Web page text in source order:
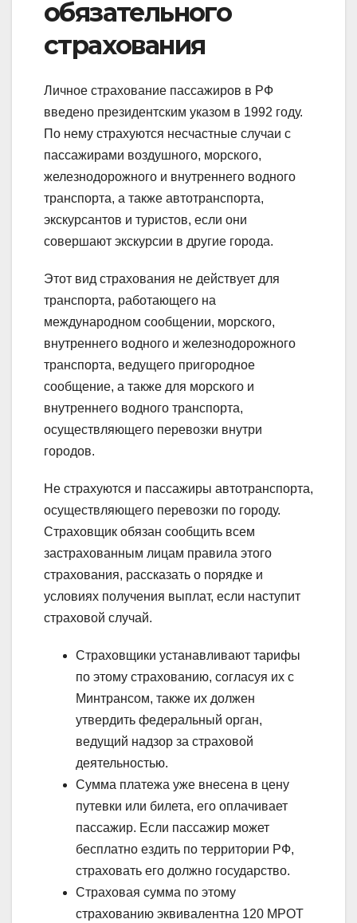
обязательного
страхования
Личное страхование пассажиров в РФ
введено президентским указом в 1992 году.
По нему страхуются несчастные случаи с
пассажирами воздушного, морского,
железнодорожного и внутреннего водного
транспорта, а также автотранспорта,
экскурсантов и туристов, если они
совершают экскурсии в другие города.
Этот вид страхования не действует для
транспорта, работающего на
международном сообщении, морского,
внутреннего водного и железнодорожного
транспорта, ведущего пригородное
сообщение, а также для морского и
внутреннего водного транспорта,
осуществляющего перевозки внутри
городов.
Не страхуются и пассажиры автотранспорта,
осуществляющего перевозки по городу.
Страховщик обязан сообщить всем
застрахованным лицам правила этого
страхования, рассказать о порядке и
условиях получения выплат, если наступит
страховой случай.
Страховщики устанавливают тарифы
по этому страхованию, согласуя их с
Минтрансом, также их должен
утвердить федеральный орган,
ведущий надзор за страховой
деятельностью.
Сумма платежа уже внесена в цену
путевки или билета, его оплачивает
пассажир. Если пассажир может
бесплатно ездить по территории РФ,
страховать его должно государство.
Страховая сумма по этому
страхованию эквивалентна 120 МРОТ